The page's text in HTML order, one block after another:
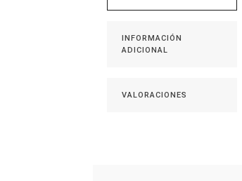
INFORMACIÓN
ADICIONAL
VALORACIONES